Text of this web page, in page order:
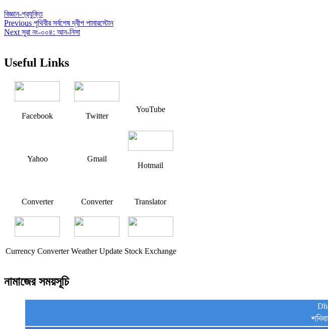
বিজ্ঞান-প্রযুক্তি
Post
navigation
Previous Previous
post:
পৃথিবীর সর্বশেষ দ্বীপ পামারস্টোন
Next Next
সুরা নং-০০৪: আন-নিসা
Useful Links
Facebook Twitter
YouTube
Yahoo Gmail
Hotmail
Converter Converter Translator
Currency Converter Weather Update Stock Exchange
নামাজের সময়সূচি